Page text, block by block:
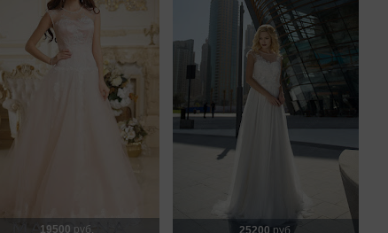
19500 руб. 25200 руб.